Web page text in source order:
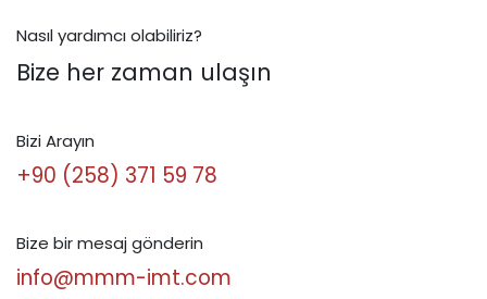
Nasıl yardımcı olabiliriz?
Bize her zaman ulaşın
Bizi Arayın
+90 (258) 371 59 78
Bize bir mesaj gönderin
info@mmm-imt.com